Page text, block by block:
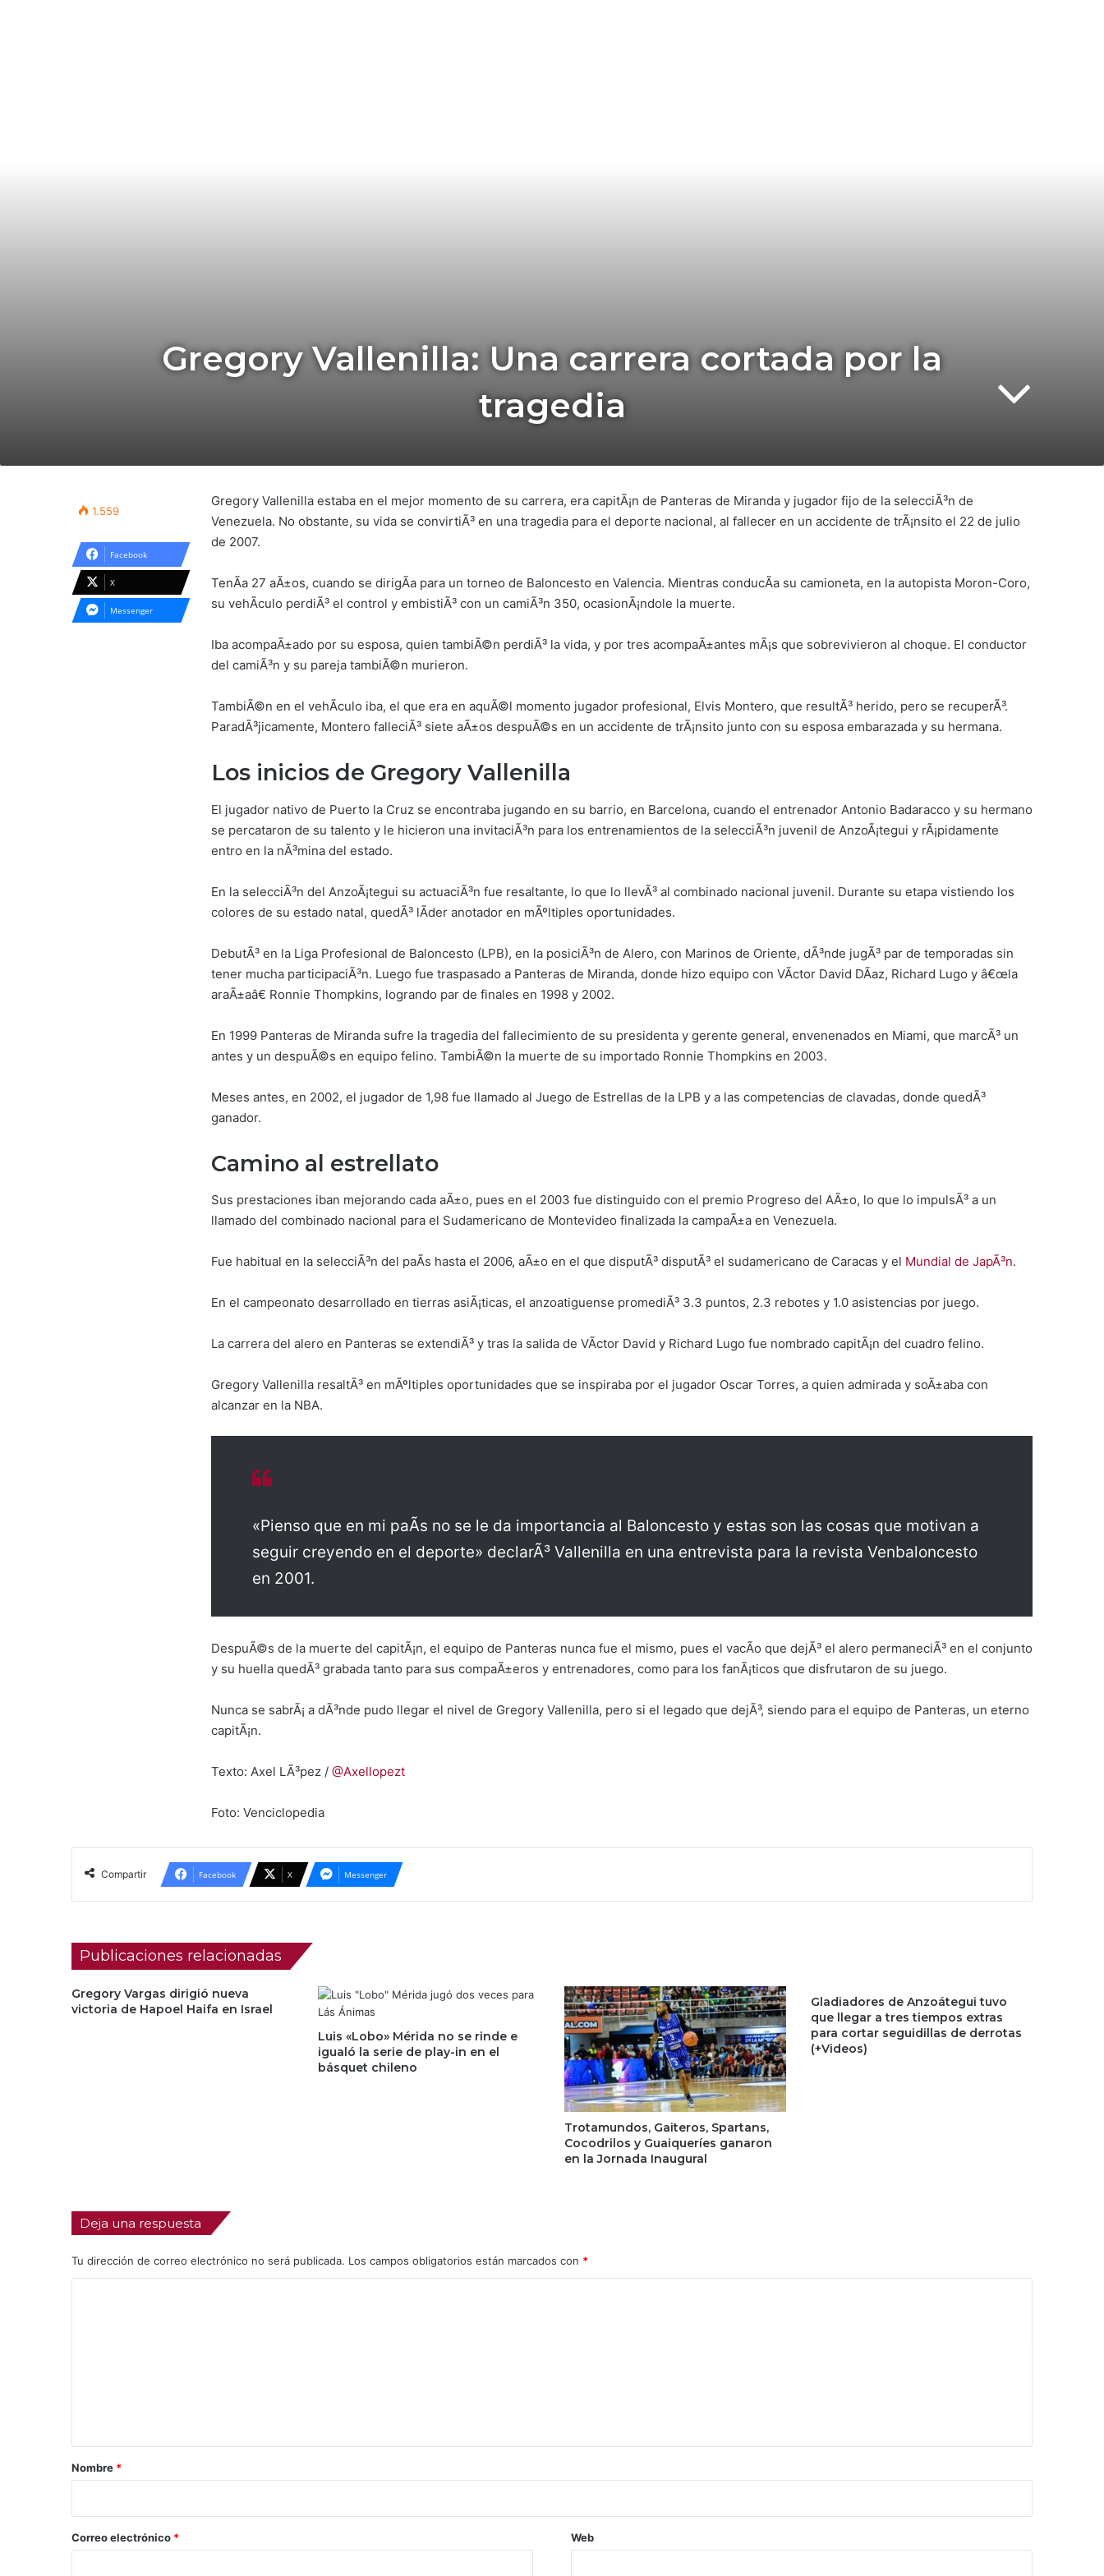
Gregory Vallenilla: Una carrera cortada por la
tragedia
Gregory Vallenilla estaba en el mejor momento de su carrera, era capitÃ¡n de Panteras de Miranda y jugador fijo de la selecciÃ³n de
Venezuela. No obstante, su vida se convirtiÃ³ en una tragedia para el deporte nacional, al fallecer en un accidente de trÃ¡nsito el 22 de julio
de 2007.
TenÃ­a 27 aÃ±os, cuando se dirigÃ­a para un torneo de Baloncesto en Valencia. Mientras conducÃ­a su camioneta, en la autopista Moron-Coro,
su vehÃ­culo perdiÃ³ el control y embistiÃ³ con un camiÃ³n 350, ocasionÃ¡ndole la muerte.
Iba acompaÃ±ado por su esposa, quien tambiÃ©n perdiÃ³ la vida, y por tres acompaÃ±antes mÃ¡s que sobrevivieron al choque. El conductor
del camiÃ³n y su pareja tambiÃ©n murieron.
TambiÃ©n en el vehÃ­culo iba, el que era en aquÃ©l momento jugador profesional, Elvis Montero, que resultÃ³ herido, pero se recuperÃ³.
ParadÃ³jicamente, Montero falleciÃ³ siete aÃ±os despuÃ©s en un accidente de trÃ¡nsito junto con su esposa embarazada y su hermana.
Los inicios de Gregory Vallenilla
El jugador nativo de Puerto la Cruz se encontraba jugando en su barrio, en Barcelona, cuando el entrenador Antonio Badaracco y su hermano
se percataron de su talento y le hicieron una invitaciÃ³n para los entrenamientos de la selecciÃ³n juvenil de AnzoÃ¡tegui y rÃ¡pidamente
entro en la nÃ³mina del estado.
En la selecciÃ³n del AnzoÃ¡tegui su actuaciÃ³n fue resaltante, lo que lo llevÃ³ al combinado nacional juvenil. Durante su etapa vistiendo los
colores de su estado natal, quedÃ³ lÃ­der anotador en mÃºltiples oportunidades.
DebutÃ³ en la Liga Profesional de Baloncesto (LPB), en la posiciÃ³n de Alero, con Marinos de Oriente, dÃ³nde jugÃ³ par de temporadas sin
tener mucha participaciÃ³n. Luego fue traspasado a Panteras de Miranda, donde hizo equipo con VÃ­ctor David DÃ­az, Richard Lugo y â€œla
araÃ±aâ€ Ronnie Thompkins, logrando par de finales en 1998 y 2002.
En 1999 Panteras de Miranda sufre la tragedia del fallecimiento de su presidenta y gerente general, envenenados en Miami, que marcÃ³ un
antes y un despuÃ©s en equipo felino. TambiÃ©n la muerte de su importado Ronnie Thompkins en 2003.
Meses antes, en 2002, el jugador de 1,98 fue llamado al Juego de Estrellas de la LPB y a las competencias de clavadas, donde quedÃ³
ganador.
Camino al estrellato
Sus prestaciones iban mejorando cada aÃ±o, pues en el 2003 fue distinguido con el premio Progreso del AÃ±o, lo que lo impulsÃ³ a un
llamado del combinado nacional para el Sudamericano de Montevideo finalizada la campaÃ±a en Venezuela.
Fue habitual en la selecciÃ³n del paÃ­s hasta el 2006, aÃ±o en el que disputÃ³ disputÃ³ el sudamericano de Caracas y el Mundial de JapÃ³n.
En el campeonato desarrollado en tierras asiÃ¡ticas, el anzoatiguense promediÃ³ 3.3 puntos, 2.3 rebotes y 1.0 asistencias por juego.
La carrera del alero en Panteras se extendiÃ³ y tras la salida de VÃ­ctor David y Richard Lugo fue nombrado capitÃ¡n del cuadro felino.
Gregory Vallenilla resaltÃ³ en mÃºltiples oportunidades que se inspiraba por el jugador Oscar Torres, a quien admirada y soÃ±aba con
alcanzar en la NBA.
«Pienso que en mi paÃ­s no se le da importancia al Baloncesto y estas son las cosas que motivan a
seguir creyendo en el deporte» declarÃ³ Vallenilla en una entrevista para la revista Venbaloncesto
en 2001.
DespuÃ©s de la muerte del capitÃ¡n, el equipo de Panteras nunca fue el mismo, pues el vacÃ­o que dejÃ³ el alero permaneciÃ³ en el conjunto
y su huella quedÃ³ grabada tanto para sus compaÃ±eros y entrenadores, como para los fanÃ¡ticos que disfrutaron de su juego.
Nunca se sabrÃ¡ a dÃ³nde pudo llegar el nivel de Gregory Vallenilla, pero si el legado que dejÃ³, siendo para el equipo de Panteras, un eterno
capitÃ¡n.
Texto: Axel LÃ³pez / @Axellopezt
Foto: Venciclopedia
1.559
Facebook
X
Messenger
Compartir Facebook X Messenger
Publicaciones relacionadas
Gregory Vargas dirigió nueva
victoria de Hapoel Haifa en Israel
Luis «Lobo» Mérida no se rinde e
igualó la serie de play-in en el
básquet chileno
Trotamundos, Gaiteros, Spartans,
Cocodrilos y Guaiqueríes ganaron
en la Jornada Inaugural
Gladiadores de Anzoátegui tuvo
que llegar a tres tiempos extras
para cortar seguidillas de derrotas
(+Videos)
Deja una respuesta
Tu dirección de correo electrónico no será publicada. Los campos obligatorios están marcados con *
r
*
Nombre *
Correo electrónico * Web